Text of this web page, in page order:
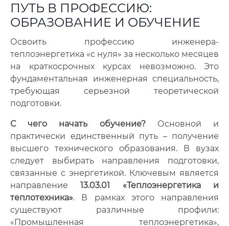
ПУТЬ В ПРОФЕССИЮ:
ОБРАЗОВАНИЕ И ОБУЧЕНИЕ
Освоить профессию инженера-
теплоэнергетика «с нуля» за несколько месяцев
на краткосрочных курсах невозможно. Это
фундаментальная инженерная специальность,
требующая серьезной теоретической
подготовки.
С чего начать обучение?Основной и
практически единственный путь – получение
высшего технического образования. В вузах
следует выбирать направления подготовки,
связанные с энергетикой. Ключевым является
направление13.03.01 «Теплоэнергетика и
теплотехника». В рамках этого направления
существуют различные профили:
«Промышленная теплоэнергетика»,